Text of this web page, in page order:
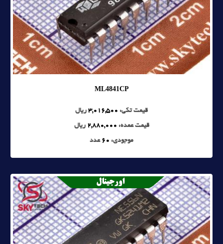
ML4841CP
قیمت تکی: 3,016,500 ریال
قیمت عمده: 2,880,000 ریال
موجودی: 60 عدد